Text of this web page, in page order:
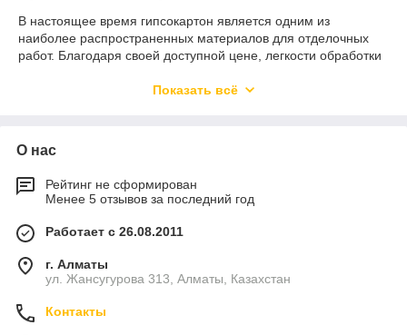
В настоящее время гипсокартон является одним из
наиболее распространенных материалов для отделочных
работ. Благодаря своей доступной цене, легкости обработки
й,
Показать всё
О нас
Рейтинг не сформирован
Менее 5 отзывов за последний год
Работает с 26.08.2011
г. Алматы
ул. Жансугурова 313, Алматы, Казахстан
Контакты